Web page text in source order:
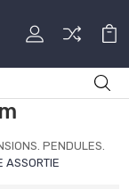
PENDULES.
ASSORTIE